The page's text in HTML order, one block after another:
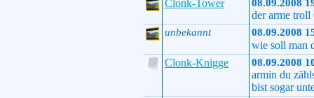
Clonk-Tower
08.09.2008
der arme troll
unbekannt 08.09.2008
wie soll man
Clonk-Knigge
08.09.2008
armin du
bist sogar